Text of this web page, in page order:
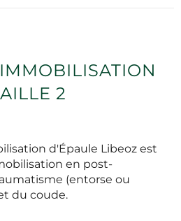
2
d'Épaule Libeoz est
en post-
(entorse ou
du coude.